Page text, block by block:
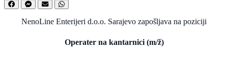
NenoLine Enterijeri d.o.o. Sarajevo zapošljava na poziciji
Operater na kantarnici (m/ž)